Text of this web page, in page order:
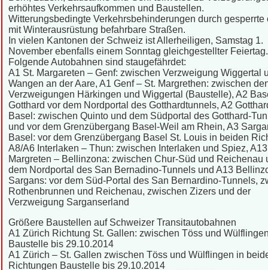
erhöhtes Verkehrsaufkommen und Baustellen.
Witterungsbedingte Verkehrsbehinderungen durch gesperrte
mit Winterausrüstung befahrbare Straßen.
In vielen Kantonen der Schweiz ist Allerheiligen, Samstag 1.
November ebenfalls einem Sonntag gleichgestellter Feiertag.
Folgende Autobahnen sind staugefährdet:
A1 St. Margareten – Genf: zwischen Verzweigung Wiggertal
Wangen an der Aare, A1 Genf – St. Margrethen: zwischen
Verzweigungen Härkingen und Wiggertal (Baustelle), A2
Gotthard vor dem Nordportal des Gotthardtunnels, A2
Basel: zwischen Quinto und dem Südportal des Gotthard-
und vor dem Grenzübergang Basel-Weil am Rhein, A3
Basel: vor dem Grenzübergang Basel St. Louis in beiden
A8/A6 Interlaken – Thun: zwischen Interlaken und Spiez,
Margreten – Bellinzona: zwischen Chur-Süd und Reichenau
dem Nordportal des San Bernadino-Tunnels und A13
Sargans: vor dem Süd-Portal des San Bernardino-Tunnels,
Rothenbrunnen und Reichenau, zwischen Zizers und der
Verzweigung Sarganserland
Größere Baustellen auf Schweizer Transitautobahnen
A1 Zürich Richtung St. Gallen: zwischen Töss und
Baustelle bis 29.10.2014
A1 Zürich – St. Gallen zwischen Töss und Wülflingen in
Richtungen Baustelle bis 29.10.2014